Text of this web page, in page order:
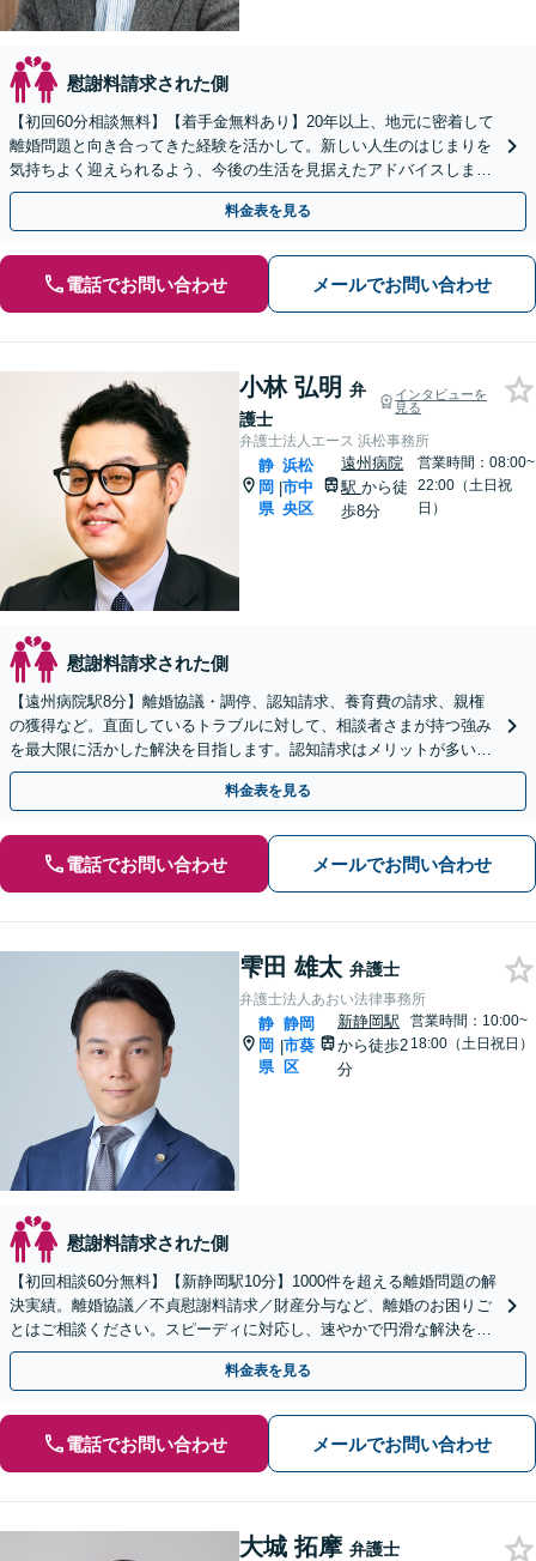
慰謝料請求された側
【初回60分相談無料】【着手金無料あり】20年以上、地元に密着して
離婚問題と向き合ってきた経験を活かして。新しい人生のはじまりを
気持ちよく迎えられるよう、今後の生活を見据えたアドバイスします
【当日／休日／夜間／電話相談可】【全国出張対応】
料金表を見る
電話でお問い合わせ メールでお問い合わせ
小林 弘明 弁
護士
インタビューを
見る
弁護士法人エース 浜松事務所
静
岡
県
|
浜松
市中
央区
遠州病院
駅から徒
歩8分
営業時間：08:00~
22:00（土日祝
日）
慰謝料請求された側
【遠州病院駅8分】離婚協議・調停、認知請求、養育費の請求、親権
の獲得など。直面しているトラブルに対して、相談者さまが持つ強み
を最大限に活かした解決を目指します。認知請求はメリットが多いの
で、弁護士と詳しくお話してみませんか【初回相談無料】
料金表を見る
電話でお問い合わせ メールでお問い合わせ
雫田 雄太 弁護士
弁護士法人あおい法律事務所
静
岡
県
|
静岡
市葵
区
新静岡駅
から徒歩2
分
営業時間：10:00~
18:00（土日祝日）
慰謝料請求された側
【初回相談60分無料】【新静岡駅10分】1000件を超える離婚問題の解
決実績。離婚協議／不貞慰謝料請求／財産分与など、離婚のお困りご
とはご相談ください。スピーディに対応し、速やかで円滑な解決を目
指します【女性弁護士・男性弁護士どちらも所属】
料金表を見る
電話でお問い合わせ メールでお問い合わせ
大城 拓摩 弁護士